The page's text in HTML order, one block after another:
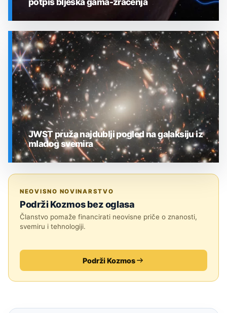
SVEMIR
JWST pruža najdublji pogled na galaksiju iz
mladog svemira
NEOVISNO NOVINARSTVO
Podrži Kozmos bez oglasa
Članstvo pomaže financirati neovisne priče o znanosti,
svemiru i tehnologiji.
Podrži Kozmos